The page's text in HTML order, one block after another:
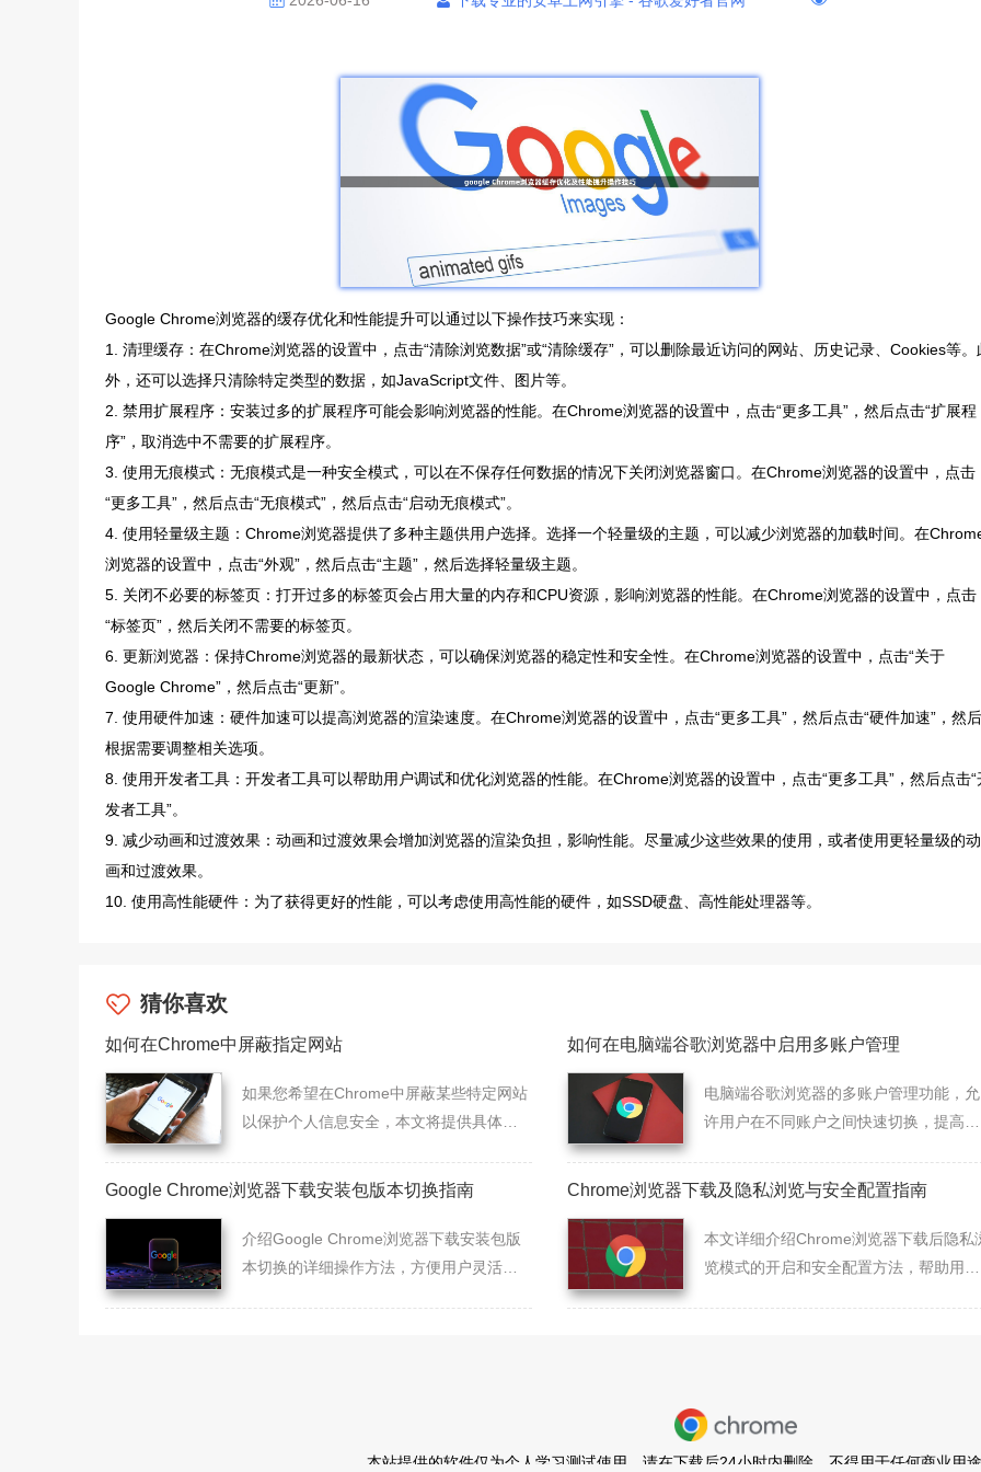
Google Chrome浏览器的缓存优化和性能提升可以通过以下操作技巧来实现：
1. 清理缓存：在Chrome浏览器的设置中，点击“清除浏览数据”或“清除缓存”，可以删除最近访问的网站、历史记录、Cookies等。
外，还可以选择只清除特定类型的数据，如JavaScript文件、图片等。
2. 禁用扩展程序：安装过多的扩展程序可能会影响浏览器的性能。在Chrome浏览器的设置中，点击“更多工具”，然后点击“扩展程
序”，取消选中不需要的扩展程序。
3. 使用无痕模式：无痕模式是一种安全模式，可以在不保存任何数据的情况下关闭浏览器窗口。在Chrome浏览器的设置中，点击
“更多工具”，然后点击“无痕模式”，然后点击“启动无痕模式”。
4. 使用轻量级主题：Chrome浏览器提供了多种主题供用户选择。选择一个轻量级的主题，可以减少浏览器的加载时间。在
浏览器的设置中，点击“外观”，然后点击“主题”，然后选择轻量级主题。
5. 关闭不必要的标签页：打开过多的标签页会占用大量的内存和CPU资源，影响浏览器的性能。在Chrome浏览器的设置中，点击
“标签页”，然后关闭不需要的标签页。
6. 更新浏览器：保持Chrome浏览器的最新状态，可以确保浏览器的稳定性和安全性。在Chrome浏览器的设置中，点击“关于
Google Chrome”，然后点击“更新”。
7. 使用硬件加速：硬件加速可以提高浏览器的渲染速度。在Chrome浏览器的设置中，点击“更多工具”，然后点击“硬件加速”，然后
根据需要调整相关选项。
8. 使用开发者工具：开发者工具可以帮助用户调试和优化浏览器的性能。在Chrome浏览器的设置中，点击“更多工具”，然后点击“
发者工具”。
9. 减少动画和过渡效果：动画和过渡效果会增加浏览器的渲染负担，影响性能。尽量减少这些效果的使用，或者使用更轻量级的动
画和过渡效果。
10. 使用高性能硬件：为了获得更好的性能，可以考虑使用高性能的硬件，如SSD硬盘、高性能处理器等。
猜你喜欢
如何在Chrome中屏蔽指定网站
如果您希望在Chrome中屏蔽某些特定网站
以保护个人信息安全，本文将提供具体的
滤。
如何在电脑端谷歌浏览器中启用多账户管理
电脑端谷歌浏览器的多账户管理功能，允
许用户在不同账户之间快速切换，提高浏
Google Chrome浏览器下载安装包版本切换指南
介绍Google Chrome浏览器下载安装包版
本切换的详细操作方法，方便用户灵活管
Chrome浏览器下载及隐私浏览与安全配置指南
本文详细介绍Chrome浏览器下载后隐私
览模式的开启和安全配置方法，帮助用户
本站提供的软件仅为个人学习测试使用，请在下载后24小时内删除，不得用于任何商业用途